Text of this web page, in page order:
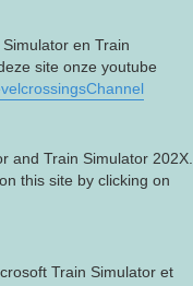
en Train
site onze youtube
and Train Simulator 202X.
this site by clicking on
Train Simulator et